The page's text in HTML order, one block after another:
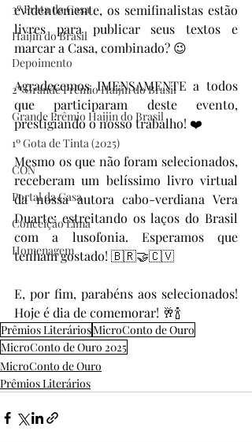
3º Prata da Casa
Haijin do Brasil
Depoimento
2º Grande Prêmio Haijin do Brasil
Grande Prêmio Haijin do Brasil
1º Gota de Tinta (2025)
CON
Portal da Casa
Conceição Lima
Homenagem
evidentemente, os semifinalistas estão
livres para publicar seus textos e
marcar a Casa, combinado? 😉
Agradecemos IMENSAMENTE a todos
que participaram deste evento,
prestigiando o nosso trabalho! ❤️
Mesmo os que não foram selecionados,
receberam um belíssimo livro virtual
da nossa autora cabo-verdiana Vera
Duarte: estreitando os laços do Brasil
com a lusofonia. Esperamos que
tenham gostado! 🇧🇷🤝🇨🇻
E, por fim, parabéns aos selecionados!
Hoje é dia de comemorar! 🥂🍾
Prêmios LiteráriosMicroConto de Ouro
MicroConto de Ouro 2025
MicroConto de Ouro
Prêmios Literários